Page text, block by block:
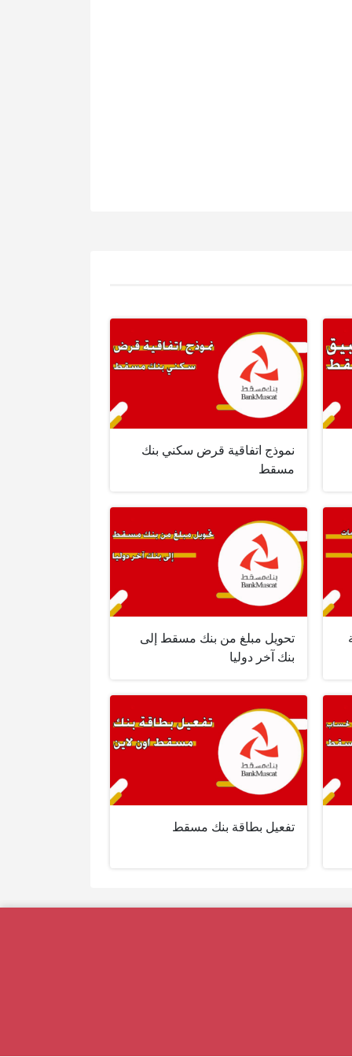
نموذج اتفاقية قرض سكني بنك
مسقط
تحويل مبلغ من بنك مسقط إلى
بنك آخر دوليا
تفعيل بطاقة بنك مسقط